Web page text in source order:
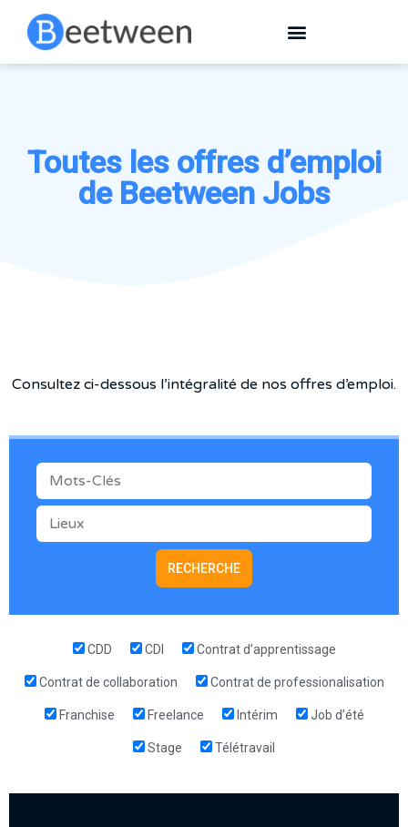
Toutes les offres d’emploi
de Beetween Jobs
Consultez ci-dessous l’intégralité de nos offres d’emploi.
MOTS-CLÉS
LIEUX
CDD CDI Contrat d’apprentissage
Contrat de collaboration Contrat de professionalisation
Franchise Freelance Intérim Job d’été
Stage Télétravail